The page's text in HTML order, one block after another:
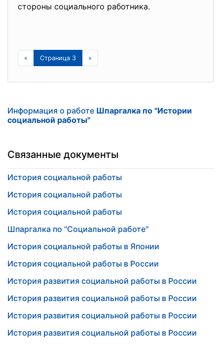
стороны социального работника.
« Страница 3 »
Информация о работе Шпаргалка по "Истории
социальной работы"
Связанные документы
История социальной работы
История социальной работы
История социальной работы
Шпаргалка по "Социальной работе"
История социальной работы в Японии
История социальной работы в России
История развития социальной работы в России
История развития социальной работы в России
История развития социальной работы в России
История развития социальной работы в России